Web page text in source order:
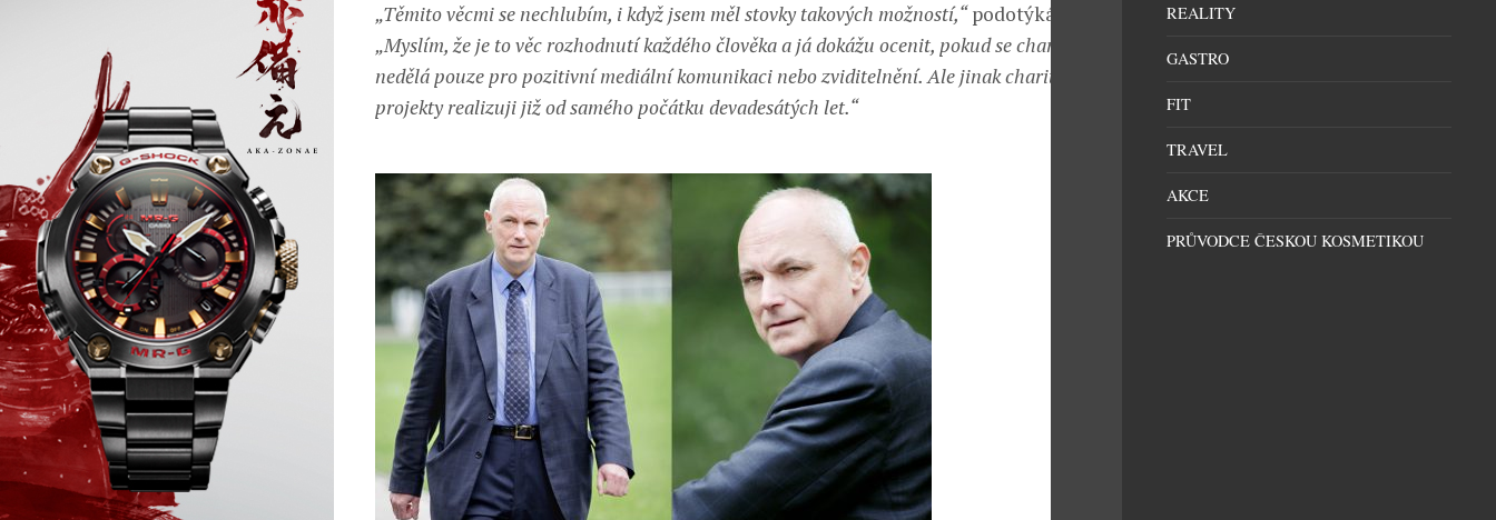
„Těmito věcmi se nechlubím, i když jsem měl stovky takových možností,“podotýká.
„Myslím, že je to věc rozhodnutí každého člověka a já dokážu ocenit, pokud se charita
nedělá pouze pro pozitivní mediální komunikaci nebo zviditelnění. Ale jinak charitativní
projekty realizuji již od samého počátku devadesátých let.“
REALITY
GASTRO
FIT
TRAVEL
AKCE
PRŮVODCE ČESKOU KOSMETIKOU